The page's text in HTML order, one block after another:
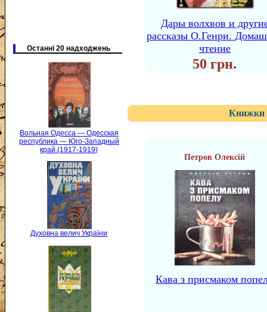
Останні 20 надходжень
Вольная Одесса — Одесская
республика — Юго-Западный
край (1917-1919)
Духовна велич України
Дары волхвов и
рассказы О.Генри.
чтение
50 грн.
Книжки
Петров Олексій
Кава з присмаком